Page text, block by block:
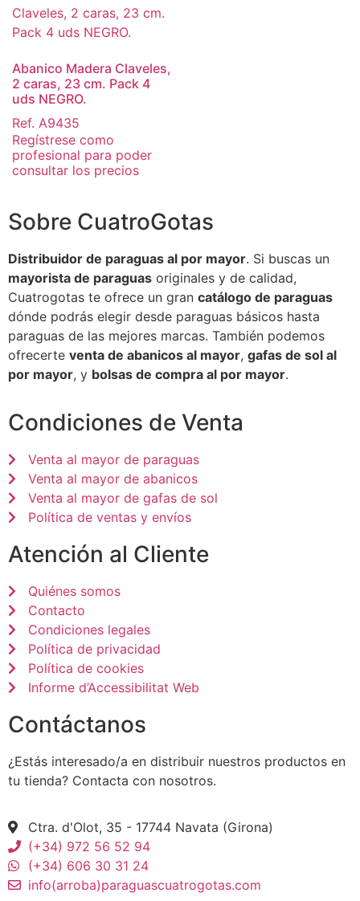
Abanico Madera Claveles,
2 caras, 23 cm. Pack 4
uds NEGRO.
Ref. A9435
Regístrese como
profesional para poder
consultar los precios
Sobre CuatroGotas
Distribuidor de paraguas al por mayor. Si buscas un
mayorista de paraguas originales y de calidad,
Cuatrogotas te ofrece un gran catálogo de paraguas
dónde podrás elegir desde paraguas básicos hasta
paraguas de las mejores marcas. También podemos
ofrecerte venta de abanicos al mayor, gafas de sol al
por mayor, y bolsas de compra al por mayor.
Condiciones de Venta
Venta al mayor de paraguas
Venta al mayor de abanicos
Venta al mayor de gafas de sol
Política de ventas y envíos
Atención al Cliente
Quiénes somos
Contacto
Condiciones legales
Política de privacidad
Política de cookies
Informe d’Accessibilitat Web
Contáctanos
¿Estás interesado/a en distribuir nuestros productos en
tu tienda? Contacta con nosotros.
Ctra. d'Olot, 35 - 17744 Navata (Girona)
(+34) 972 56 52 94
(+34) 606 30 31 24
info(arroba)paraguascuatrogotas.com